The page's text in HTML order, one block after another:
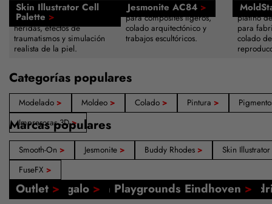
Skin Illustrator Cell
Palette >
Paleta de maquillaje activada
con alcohol para hematomas,
heridas, efectos de
traumatismos y simulación
realista de la piel.
Jesmonite AC84 >
Sistema de resina acrílica
para composites ligeros,
colado arquitectónico y
trabajos escultóricos.
Caucho
platino
para
colado
Categorías populares
Modelado > Moldeo > Colado > Pintura >
Impresoras 3D>
Marcas populares
Smooth-On > Jesmonite > Buddy Rhodes >
Skin Illustrator
FuseFX >
Nuestras tiendas: Ámsterdam, Barcelona,
Tutoriales online >
FormX Academy >
Evento: FormX en Playgrounds Eindhoven >
Tarjeta regalo >
Outlet >